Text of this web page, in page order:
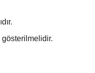
gösterilmelidir.